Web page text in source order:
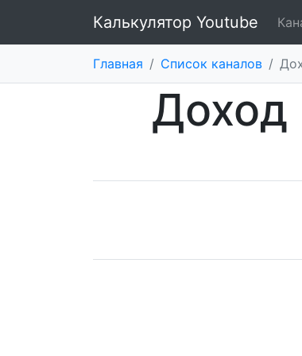
Калькулятор Youtube
Главная / Список каналов /
Доход